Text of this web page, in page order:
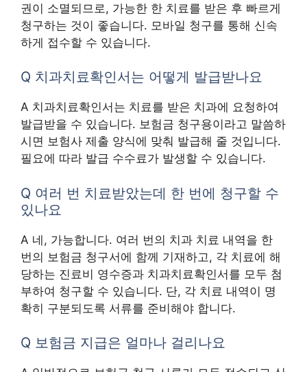
권이 소멸되므로, 가능한 한 치료를 받은 후 빠르게
청구하는 것이 좋습니다. 모바일 청구를 통해 신속
하게 접수할 수 있습니다.
Q 치과치료확인서는 어떻게 발급받나요
A 치과치료확인서는 치료를 받은 치과에 요청하여
발급받을 수 있습니다. 보험금 청구용이라고 말씀하
시면 보험사 제출 양식에 맞춰 발급해 줄 것입니다.
필요에 따라 발급 수수료가 발생할 수 있습니다.
Q 여러 번 치료받았는데 한 번에 청구할 수
있나요
A 네, 가능합니다. 여러 번의 치과 치료 내역을 한
번의 보험금 청구서에 함께 기재하고, 각 치료에 해
당하는 진료비 영수증과 치과치료확인서를 모두 첨
부하여 청구할 수 있습니다. 단, 각 치료 내역이 명
확히 구분되도록 서류를 준비해야 합니다.
Q 보험금 지급은 얼마나 걸리나요